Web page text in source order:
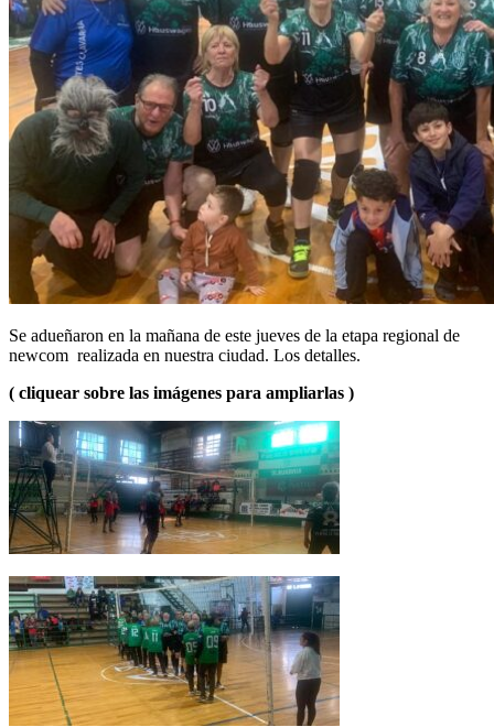
Se adueñaron en la mañana de este jueves de la etapa regional de
newcom realizada en nuestra ciudad. Los detalles.
( cliquear sobre las imágenes para ampliarlas )